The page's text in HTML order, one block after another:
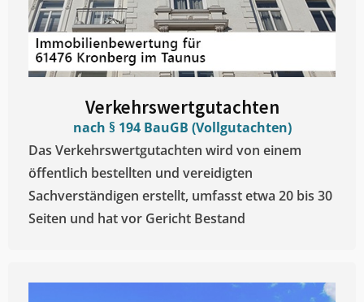
Verkehrswertgutachten
nach § 194 BauGB (Vollgutachten)
Das Verkehrswertgutachten wird von einem
öffentlich bestellten und vereidigten
Sachverständigen erstellt, umfasst etwa 20 bis 30
Seiten und hat vor Gericht Bestand